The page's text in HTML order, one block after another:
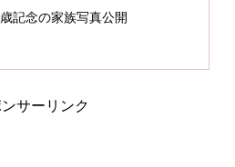
記念の家族写真公開
サーリンク